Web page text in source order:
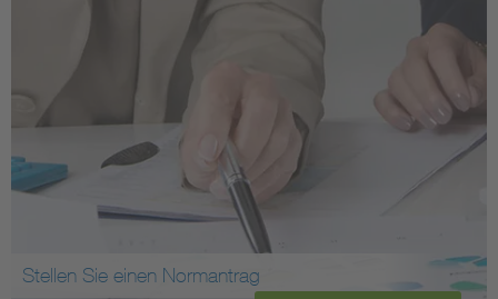
Stellen Sie einen Normantrag